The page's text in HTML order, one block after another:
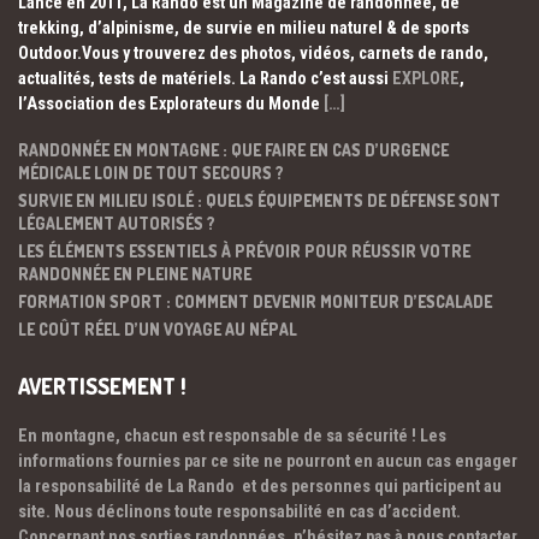
trekking, d’alpinisme, de survie en milieu naturel & de sports
Outdoor.Vous y trouverez des photos, vidéos, carnets de rando,
actualités, tests de matériels. La Rando c’est aussi EXPLORE,
l’Association des Explorateurs du Monde […]
RANDONNÉE EN MONTAGNE : QUE FAIRE EN CAS D’URGENCE
MÉDICALE LOIN DE TOUT SECOURS ?
SURVIE EN MILIEU ISOLÉ : QUELS ÉQUIPEMENTS DE DÉFENSE SONT
LÉGALEMENT AUTORISÉS ?
LES ÉLÉMENTS ESSENTIELS À PRÉVOIR POUR RÉUSSIR VOTRE
RANDONNÉE EN PLEINE NATURE
FORMATION SPORT : COMMENT DEVENIR MONITEUR D’ESCALADE
LE COÛT RÉEL D’UN VOYAGE AU NÉPAL
AVERTISSEMENT !
En montagne, chacun est responsable de sa sécurité ! Les
informations fournies par ce site ne pourront en aucun cas engager
la responsabilité de La Rando et des personnes qui participent au
site. Nous déclinons toute responsabilité en cas d’accident.